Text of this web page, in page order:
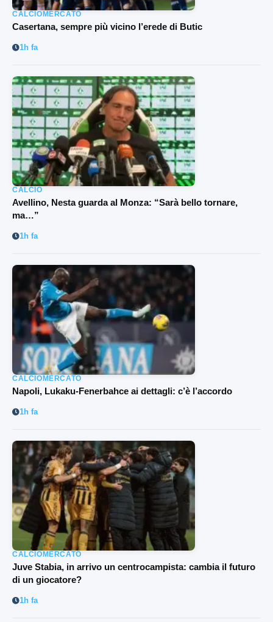
CALCIOMERCATO
Casertana, sempre più vicino l’erede di Butic
1h fa
CALCIO
Avellino, Nesta guarda al Monza: “Sarà bello tornare,
ma…”
1h fa
CALCIOMERCATO
Napoli, Lukaku-Fenerbahce ai dettagli: c’è l’accordo
1h fa
CALCIOMERCATO
Juve Stabia, in arrivo un centrocampista: cambia il futuro
di un giocatore?
1h fa